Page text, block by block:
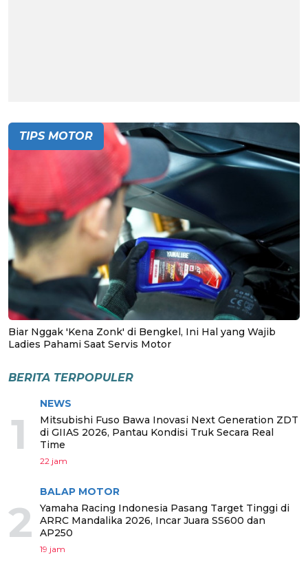
TIPS MOTOR
Biar Nggak 'Kena Zonk' di Bengkel, Ini Hal yang Wajib
Ladies Pahami Saat Servis Motor
BERITA TERPOPULER
1
NEWS
Mitsubishi Fuso Bawa Inovasi Next Generation ZDT
di GIIAS 2026, Pantau Kondisi Truk Secara Real
Time
22 jam
2
BALAP MOTOR
Yamaha Racing Indonesia Pasang Target Tinggi di
ARRC Mandalika 2026, Incar Juara SS600 dan
AP250
19 jam